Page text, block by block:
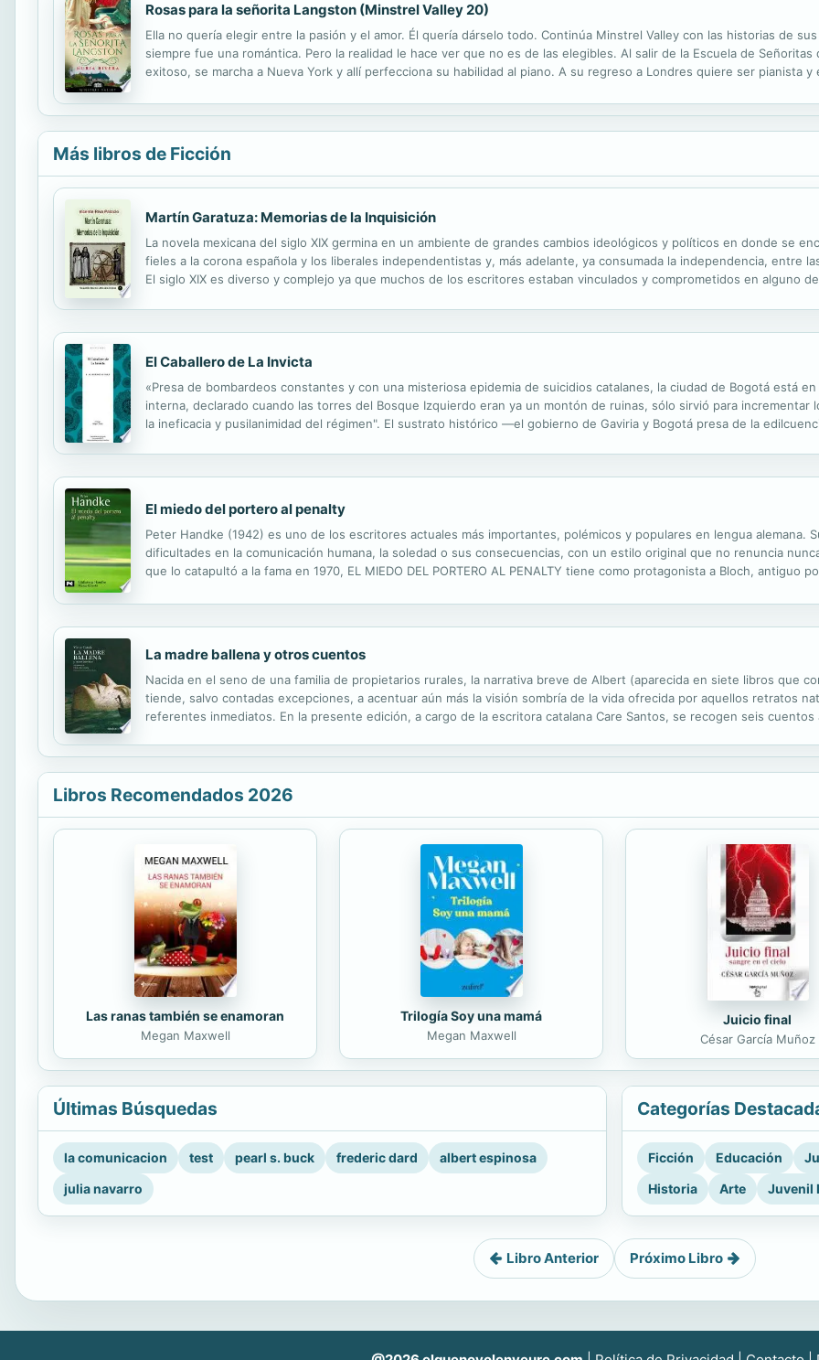
Rosas para la señorita Langston (Minstrel Valley 20)
Ella no quería elegir entre la pasión y el amor. Él quería dárselo todo. Continúa Minstrel Valley con las historias de
siempre fue una romántica. Pero la realidad le hace ver que no es de las elegibles. Al salir de la Escuela de
exitoso, se marcha a Nueva York y allí perfecciona su habilidad al piano. A su regreso a Londres quiere ser pianista
Más libros de Ficción
Martín Garatuza: Memorias de la Inquisición
La novela mexicana del siglo XIX germina en un ambiente de grandes cambios ideológicos y políticos en donde se
fieles a la corona española y los liberales independentistas y, más adelante, ya consumada la independencia, entre
El siglo XIX es diverso y complejo ya que muchos de los escritores estaban vinculados y comprometidos en alguno
El Caballero de La Invicta
«Presa de bombardeos constantes y con una misteriosa epidemia de suicidios catalanes, la ciudad de Bogotá está
interna, declarado cuando las torres del Bosque Izquierdo eran ya un montón de ruinas, sólo sirvió para
la ineficacia y pusilanimidad del régimen". El sustrato histórico —el gobierno de Gaviria y Bogotá presa de la
El miedo del portero al penalty
Peter Handke (1942) es uno de los escritores actuales más importantes, polémicos y populares en lengua alemana.
dificultades en la comunicación humana, la soledad o sus consecuencias, con un estilo original que no renuncia
que lo catapultó a la fama en 1970, EL MIEDO DEL PORTERO AL PENALTY tiene como protagonista a Bloch,
La madre ballena y otros cuentos
Nacida en el seno de una familia de propietarios rurales, la narrativa breve de Albert (aparecida en siete libros que
tiende, salvo contadas excepciones, a acentuar aún más la visión sombría de la vida ofrecida por aquellos retratos
referentes inmediatos. En la presente edición, a cargo de la escritora catalana Care Santos, se recogen seis
Libros Recomendados 2026
Las ranas también se enamoran
Megan Maxwell
Trilogía Soy una mamá
Megan Maxwell
Juicio final
César García Muñoz
Últimas Búsquedas
la comunicacion test pearl s. buck frederic dard
albert espinosa
julia navarro
Categorías
Ficción Educación
Historia
Arte Juvenil
Libro Anterior Próximo Libro